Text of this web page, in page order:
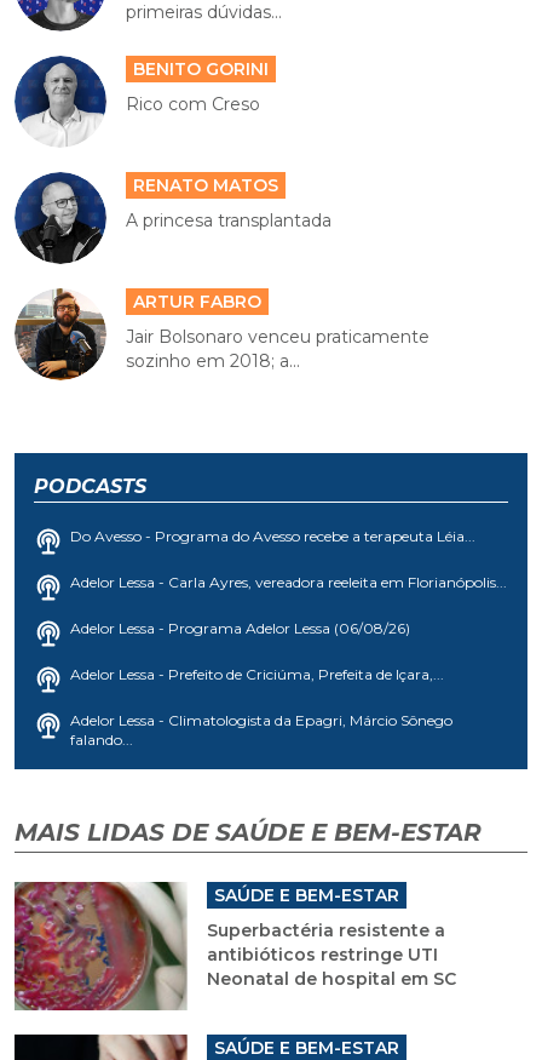
primeiras dúvidas...
BENITO GORINI
Rico com Creso
RENATO MATOS
A princesa transplantada
ARTUR FABRO
Jair Bolsonaro venceu praticamente
sozinho em 2018; a...
PODCASTS
Do Avesso - Programa do Avesso recebe a terapeuta Léia...
Adelor Lessa - Carla Ayres, vereadora reeleita em Florianópolis...
Adelor Lessa - Programa Adelor Lessa (06/08/26)
Adelor Lessa - Prefeito de Criciúma, Prefeita de Içara,...
Adelor Lessa - Climatologista da Epagri, Márcio Sônego
falando...
MAIS LIDAS DE SAÚDE E BEM-ESTAR
SAÚDE E BEM-ESTAR
Superbactéria resistente a
antibióticos restringe UTI
Neonatal de hospital em SC
SAÚDE E BEM-ESTAR